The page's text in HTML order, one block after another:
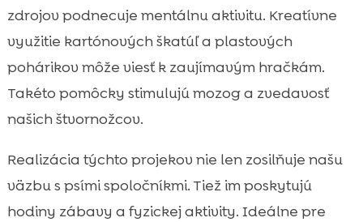
zdrojov podnecuje mentálnu aktivitu. Kreatívne
využitie kartónových škatúľ a plastových
pohárikov môže viesť k zaujímavým hračkám.
Takéto pomôcky stimulujú mozog a zvedavosť
našich štvornožcov.
Realizácia týchto projekov nie len zosilňuje našu
väzbu s psími spoločníkmi. Tiež im poskytujú
hodiny zábavy a fyzickej aktivity. Ideálne pre